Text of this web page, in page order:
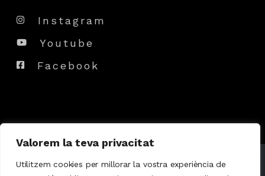
Valorem la teva privacitat
Utilitzem cookies per millorar la vostra experiència de
Instagram
Youtube
Facebook